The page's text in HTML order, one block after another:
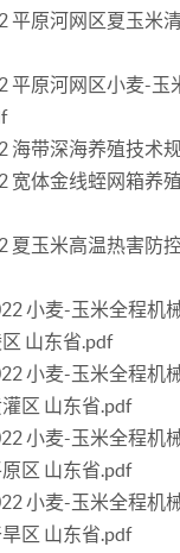
平原河网区夏玉米
平原河网区小麦-玉
海带深海养殖技术
宽体金线蛭网箱养
夏玉米高温热害防
小麦-玉米全程机
山东省.pdf
小麦-玉米全程机
区 山东省.pdf
小麦-玉米全程机
区 山东省.pdf
小麦-玉米全程机
区 山东省.pdf